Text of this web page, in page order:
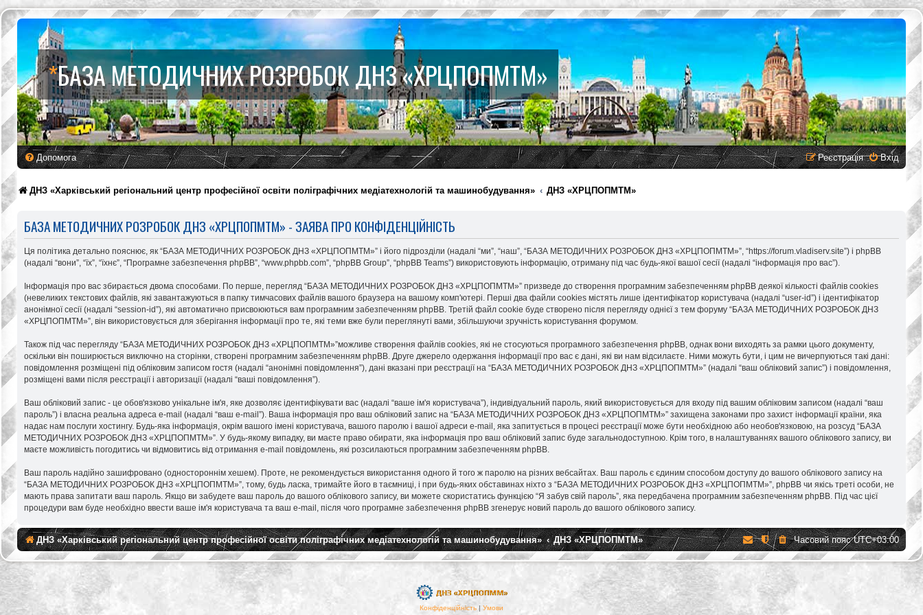
*БАЗА МЕТОДИЧНИХ РОЗРОБОК ДНЗ «ХРЦПОПМТМ»
Допомога Вхід
Реєстрація
ДНЗ «Харківський регіональний центр професійної освіти поліграфічних медіатехнологій та машинобудування» ДНЗ «ХРЦПОПМТМ»
БАЗА МЕТОДИЧНИХ РОЗРОБОК ДНЗ «ХРЦПОПМТМ» - ЗАЯВА ПРО КОНФІДЕНЦІЙНІСТЬ
Ця політика детально пояснює, як “БАЗА МЕТОДИЧНИХ РОЗРОБОК ДНЗ «ХРЦПОПМТМ»” і його підрозділи (надалі “ми”, “наш”, “БАЗА МЕТОДИЧНИХ РОЗРОБОК ДНЗ «ХРЦПОПМТМ»”, “https://forum.vladiserv.site”) і phpBB
(надалі “вони”, “їх”, “їхнє”, “Програмне забезпечення phpBB”, “www.phpbb.com”, “phpBB Group”, “phpBB Teams”) використовують інформацію, отриману під час будь-якої вашої сесії (надалі “інформація про вас”).
Інформація про вас збирається двома способами. По перше, перегляд “БАЗА МЕТОДИЧНИХ РОЗРОБОК ДНЗ «ХРЦПОПМТМ»” призведе до створення програмним забезпеченням phpBB деякої кількості файлів cookies
(невеликих текстових файлів, які завантажуються в папку тимчасових файлів вашого браузера на вашому комп'ютері. Перші два файли cookies містять лише ідентифікатор користувача (надалі “user-id”) і ідентифікатор
анонімної сесії (надалі “session-id”), які автоматично присвоюються вам програмним забезпеченням phpBB. Третій файл cookie буде створено після перегляду однієї з тем форуму “БАЗА МЕТОДИЧНИХ РОЗРОБОК ДНЗ
«ХРЦПОПМТМ»”, він використовується для зберігання інформації про те, які теми вже були переглянуті вами, збільшуючи зручність користування форумом.
Також під час перегляду “БАЗА МЕТОДИЧНИХ РОЗРОБОК ДНЗ «ХРЦПОПМТМ»”можливе створення файлів cookies, які не стосуються програмного забезпечення phpBB, однак вони виходять за рамки цього документу,
оскільки він поширюється виключно на сторінки, створені програмним забезпеченням phpBB. Друге джерело одержання інформації про вас є дані, які ви нам відсилаєте. Ними можуть бути, і цим не вичерпуються такі дані:
повідомлення розміщені під обліковим записом гостя (надалі “анонімні повідомлення”), дані вказані при реєстрації на “БАЗА МЕТОДИЧНИХ РОЗРОБОК ДНЗ «ХРЦПОПМТМ»” (надалі “ваш обліковий запис”) і повідомлення,
розміщені вами після реєстрації і авторизації (надалі “ваші повідомлення”).
Ваш обліковий запис - це обов'язково унікальне ім'я, яке дозволяє ідентифікувати вас (надалі “ваше ім'я користувача”), індивідуальний пароль, який використовується для входу під вашим обліковим записом (надалі “ваш
пароль”) і власна реальна адреса e-mail (надалі “ваш e-mail”). Ваша інформація про ваш обліковий запис на “БАЗА МЕТОДИЧНИХ РОЗРОБОК ДНЗ «ХРЦПОПМТМ»” захищена законами про захист інформації країни, яка
надає нам послуги хостингу. Будь-яка інформація, окрім вашого імені користувача, вашого паролю і вашої адреси e-mail, яка запитується в процесі реєстрації може бути необхідною або необов'язковою, на розсуд “БАЗА
МЕТОДИЧНИХ РОЗРОБОК ДНЗ «ХРЦПОПМТМ»”. У будь-якому випадку, ви маєте право обирати, яка інформація про ваш обліковий запис буде загальнодоступною. Крім того, в налаштуваннях вашого облікового запису, ви
маєте можливість погодитись чи відмовитись від отримання e-mail повідомлень, які розсилаються програмним забезпеченням phpBB.
Ваш пароль надійно зашифровано (одностороннім хешем). Проте, не рекомендується використання одного й того ж паролю на різних вебсайтах. Ваш пароль є єдиним способом доступу до вашого облікового запису на
“БАЗА МЕТОДИЧНИХ РОЗРОБОК ДНЗ «ХРЦПОПМТМ»”, тому, будь ласка, тримайте його в таємниці, і при будь-яких обставинах ніхто з “БАЗА МЕТОДИЧНИХ РОЗРОБОК ДНЗ «ХРЦПОПМТМ»”, phpBB чи якісь треті особи, не
мають права запитати ваш пароль. Якщо ви забудете ваш пароль до вашого облікового запису, ви можете скористатись функцією “Я забув свій пароль”, яка передбачена програмним забезпеченням phpBB. Під час цієї
процедури вам буде необхідно ввести ваше ім'я користувача та ваш e-mail, після чого програмне забезпечення phpBB згенерує новий пароль до вашого облікового запису.
ДНЗ «Харківський регіональний центр професійної освіти поліграфічних медіатехнологій та машинобудування» ДНЗ «ХРЦПОПМТМ» Часовий поясUTC+03:00
Конфіденційність | Умови